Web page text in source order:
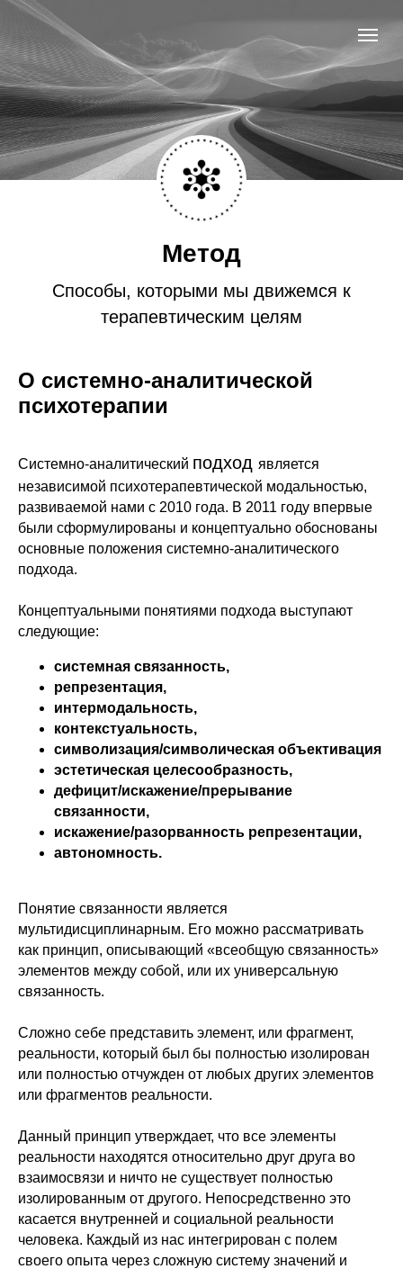
Метод
Способы, которыми мы движемся к
терапевтическим целям
О системно-аналитической
психотерапии
Системно-аналитический подход является
независимой психотерапевтической модальностью,
развиваемой нами с 2010 года. В 2011 году впервые
были сформулированы и концептуально обоснованы
основные положения системно-аналитического
подхода.
Концептуальными понятиями подхода выступают
следующие:
системная связанность,
репрезентация,
интермодальность,
контекстуальность,
символизация/символическая объективация
эстетическая целесообразность,
дефицит/искажение/прерывание
связанности,
искажение/разорванность репрезентации,
автономность.
Понятие связанности является
мультидисциплинарным. Его можно рассматривать
как принцип, описывающий «всеобщую связанность»
элементов между собой, или их универсальную
связанность.
Сложно себе представить элемент, или фрагмент,
реальности, который был бы полностью изолирован
или полностью отчужден от любых других элементов
или фрагментов реальности.
Данный принцип утверждает, что все элементы
реальности находятся относительно друг друга во
взаимосвязи и ничто не существует полностью
изолированным от другого. Непосредственно это
касается внутренней и социальной реальности
человека. Каждый из нас интегрирован с полем
своего опыта через сложную систему значений и